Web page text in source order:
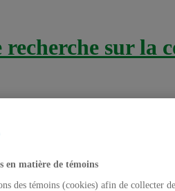
recherche sur la
en matière de témoins
des témoins (cookies) afin de collecter